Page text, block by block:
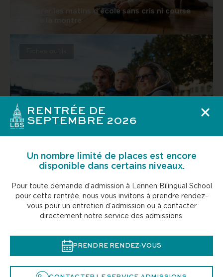
Préparer les matins d’école sans cris ni course
contre la montre
comptent vraiment
Regards de parents
RENTRÉE DE
SEPTEMBRE 2026
Un nombre limité de places est encore
disponible dans certains niveaux.
Pour toute demande d’admission à Lennen Bilingual School
pour cette rentrée, nous vous invitons à prendre rendez-
vous pour un entretien d’admission ou à contacter
directement notre service des admissions.
PRENDRE RENDEZ-VOUS